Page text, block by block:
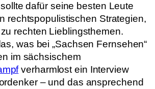
dafür seine besten Leute
rechtspopulistischen Strategien,
rechten Lieblingsthemen.
was bei „Sachsen Fernsehen“
im sächsischem
verharmlost ein Interview
– und das ansprechend